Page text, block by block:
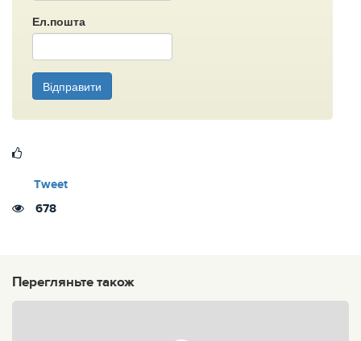
Ел.пошта
Відправити
Tweet
678
Перегляньте також